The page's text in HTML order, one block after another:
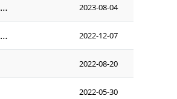
国家发展改革委、国家能源局有关负责同志就《关于做好可再生能源绿色电力证书全覆盖工作 促进可再生能源电力消费的通知》答记者问 2023-08-04
《中共安徽省委安徽省人民政府关于完整准确全面贯彻新发展理念做好碳达峰碳中和工作的实施意见》《安徽省碳达峰实施方案》政策解读 2022-12-07
2022-08-20
2022-05-30